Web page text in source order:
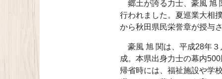
郷土が誇る力士、豪風 旭
行われました。夏巡業大相
から秋田県民栄誉章が授与
豪風 旭 関は、平成28年３
成。本県出身力士の幕内
帰省時には、福祉施設や学